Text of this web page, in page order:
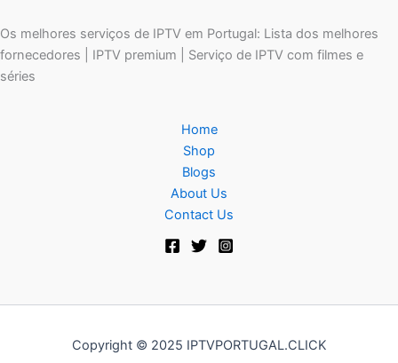
Os melhores serviços de IPTV em Portugal: Lista dos melhores
fornecedores | IPTV premium | Serviço de IPTV com filmes e
séries
Home
Shop
Blogs
About Us
Contact Us
Copyright © 2025 IPTVPORTUGAL.CLICK